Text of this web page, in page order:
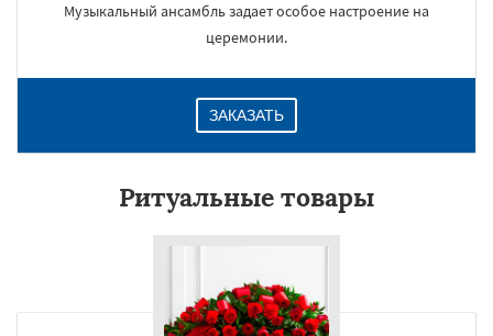
Музыкальный ансамбль задает особое настроение на
церемонии.
ЗАКАЗАТЬ
Ритуальные товары